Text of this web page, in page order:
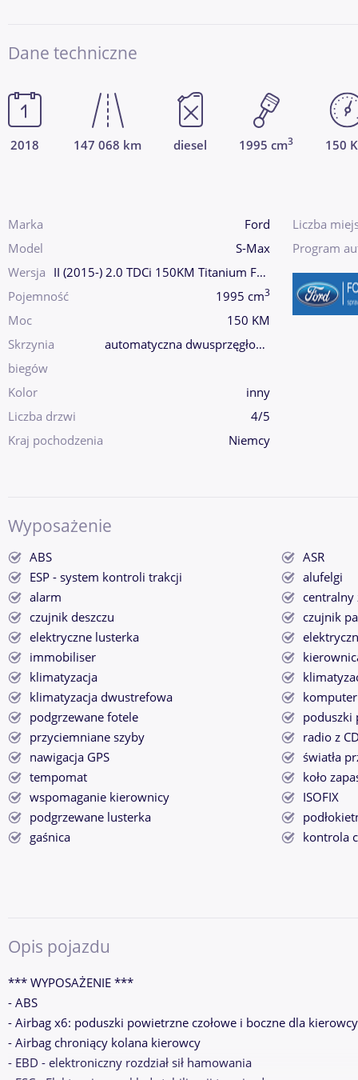
Dane techniczne
2018 147 068 km diesel 1995 cm3 150
Marka
Ford
Model
S-Max
Wersja
II (2015-) 2.0 TDCi 150KM Titanium Faktura
Pojemność
1995 cm3
Moc
150 KM
Skrzynia
biegów
automatyczna dwusprzęgłowa
Kolor
inny
Liczba drzwi
4/5
Kraj pochodzenia
Niemcy
Liczba
Program
Wyposażenie
ABS
ASR
ESP - system kontroli trakcji
alufelgi
alarm
centralny
czujnik deszczu
czujnik
elektryczne lusterka
immobiliser
klimatyzacja
klimatyzacja dwustrefowa
komputer
podgrzewane fotele
poduszki
przyciemniane szyby
radio z
nawigacja GPS
światła
tempomat
koło
wspomaganie kierownicy
ISOFIX
podgrzewane lusterka
gaśnica
kontrola
Opis pojazdu
*** WYPOSAŻENIE ***
- ABS
- Airbag x6: poduszki powietrzne czołowe i boczne dla
- Airbag chroniący kolana kierowcy
- EBD - elektroniczny rozdział sił hamowania